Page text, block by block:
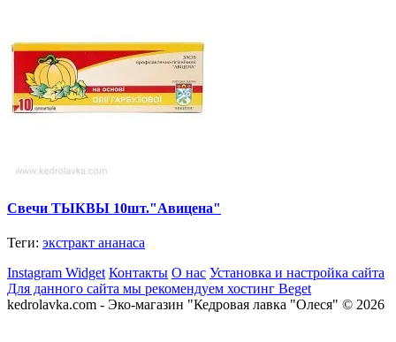
Свечи ТЫКВЫ 10шт."Авицена"
Теги: экстракт ананаса
Instagram Widget Контакты О нас Установка и настройка сайта
Для данного сайта мы рекомендуем хостинг Beget
kedrolavka.com - Эко-магазин "Кедровая лавка "Олеся" © 2026